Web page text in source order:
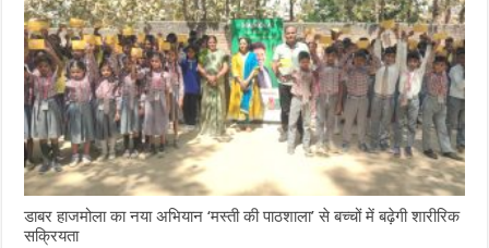
डाबर हाजमोला का नया अभियान ‘मस्ती की पाठशाला’ से बच्चों में बढ़ेगी शारीरिक
सक्रियता